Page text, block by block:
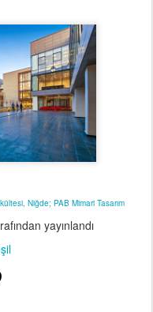
Niğde; PAB Mimari Tasarım
yayınlandı